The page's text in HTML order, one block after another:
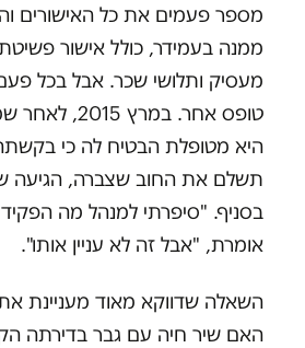
מספר פעמים את כל האישורים
ממנה בעמידר, כולל אישור פשיטת
מעסיק ותלושי שכר. אבל בכל
טופס אחר. במרץ
היא מטופלת הבטיח לה כי
תשלם את החוב שצברה, הגיעה
בסניף. "סיפרתי למנהל מה
אומרת, "אבל זה לא עניין אותו".
השאלה שדווקא מאוד מעניינת
האם שיר חיה עם גבר בדירתה